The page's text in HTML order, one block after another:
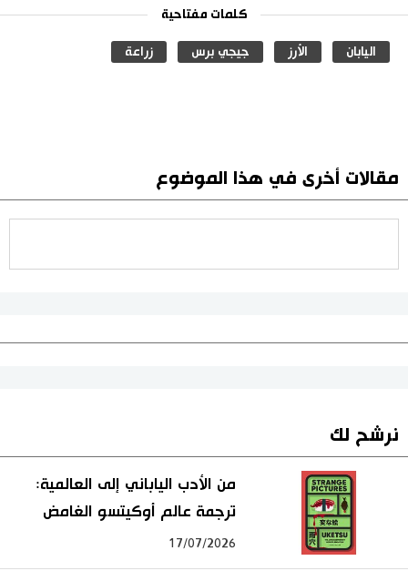
كلمات مفتاحية
اليابان الأرز جيجي برس زراعة
مقالات أخرى في هذا الموضوع
نرشح لك
من الأدب الياباني إلى العالمية:
ترجمة عالم أوكيتسو الغامض
17/07/2026